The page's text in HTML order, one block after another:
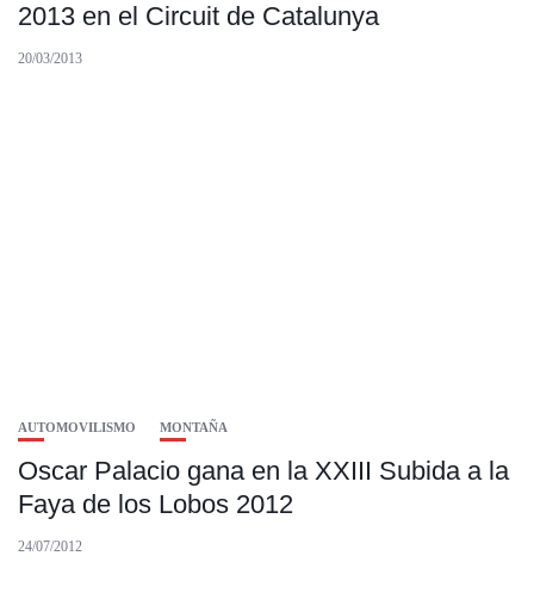
2013 en el Circuit de Catalunya
20/03/2013
AUTOMOVILISMO MONTAÑA
Oscar Palacio gana en la XXIII Subida a la
Faya de los Lobos 2012
24/07/2012